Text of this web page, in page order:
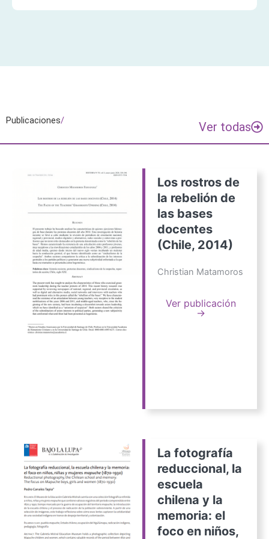
Publicaciones/ Ver todas
Los rostros de
la rebelión de
las bases
docentes
(Chile, 2014)
Christian Matamoros
Ver publicación
→
La fotografía
reduccional, la
escuela
chilena y la
memoria: el
foco en niños,